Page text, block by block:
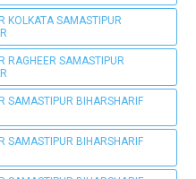
KOLKATA SAMASTIPUR
RAGHEER SAMASTIPUR
SAMASTIPUR BIHARSHARIF
SAMASTIPUR BIHARSHARIF